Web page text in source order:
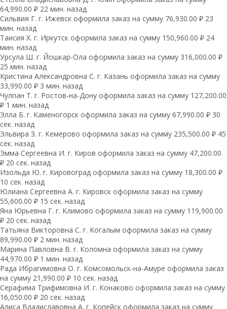
64,990.00 ₽ 22 мин. назад
Сильвия Г. г. Ижевск оформила заказ на сумму 76,930.00 ₽ 23
мин. назад
Таисия Х. г. Иркутск оформила заказ на сумму 150,960.00 ₽ 24
мин. назад
Урсула Ш. г. Йошкар-Ола оформила заказ на сумму 316,000.00 ₽
25 мин. назад
Кристина Александровна С. г. Казань оформила заказ на сумму
33,990.00 ₽ 3 мин. назад
Чулпан Т. г. Ростов-на-Дону оформила заказ на сумму 127,200.00
₽ 1 мин. назад
Элла Б. г. Каменогорск оформила заказ на сумму 67,990.00 ₽ 30
сек. назад
Эльвира З. г. Кемерово оформила заказ на сумму 235,500.00 ₽ 45
сек. назад
Эмма Сергеевна И. г. Киров оформила заказ на сумму 47,200.00
₽ 20 сек. назад
Изольда Ю. г. Кировоград оформила заказ на сумму 18,300.00 ₽
10 сек. назад
Юлиана Сергеевна А. г. Кировск оформила заказ на сумму
55,600.00 ₽ 15 сек. назад
Яна Юрьевна Г. г. Климово оформила заказ на сумму 119,900.00
₽ 20 сек. назад
Татьяна Викторовна С. г. Когалым оформила заказ на сумму
89,990.00 ₽ 2 мин. назад
Марина Павловна В. г. Коломна оформила заказ на сумму
44,970.00 ₽ 1 мин. назад
Рада Ибрагимовна О. г. Комсомольск-на-Амуре оформила заказ
на сумму 21,990.00 ₽ 10 сек. назад
Серафима Трифимовна И. г. Конаково оформила заказ на сумму
16,050.00 ₽ 20 сек. назад
Алиса Владиславовна А. г. Копейск оформила заказ на сумму